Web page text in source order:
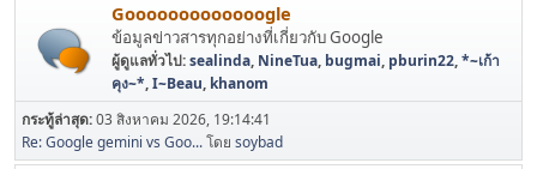
Gooooooooooooogle
ข้อมูลข่าวสารทุกอย่างที่เกี่ยวกับ Google
ผู้ดูแลทั่วไป:sealinda, NineTua, bugmai, pburin22,*~เก้า
คุง~*,I~Beau, khanom
กระทู้ล่าสุด:03 สิงหาคม 2026, 19:14:41
Re: Google gemini vs Goo...โดย soybad